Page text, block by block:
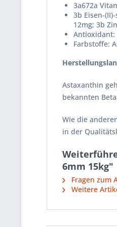
3a672a
3b Eisen-
12mg; 3b
Antioxidant:
Farbstoffe:
Astaxanthin
bekannten
Wie die
in der
6mm 15kg"
Fragen zum
Weitere